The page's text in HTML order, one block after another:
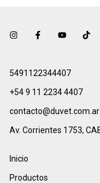
5491122344407
+54 9 11 2234 4407
contacto@duvet.com.ar
Av. Corrientes 1753,
Inicio
Productos